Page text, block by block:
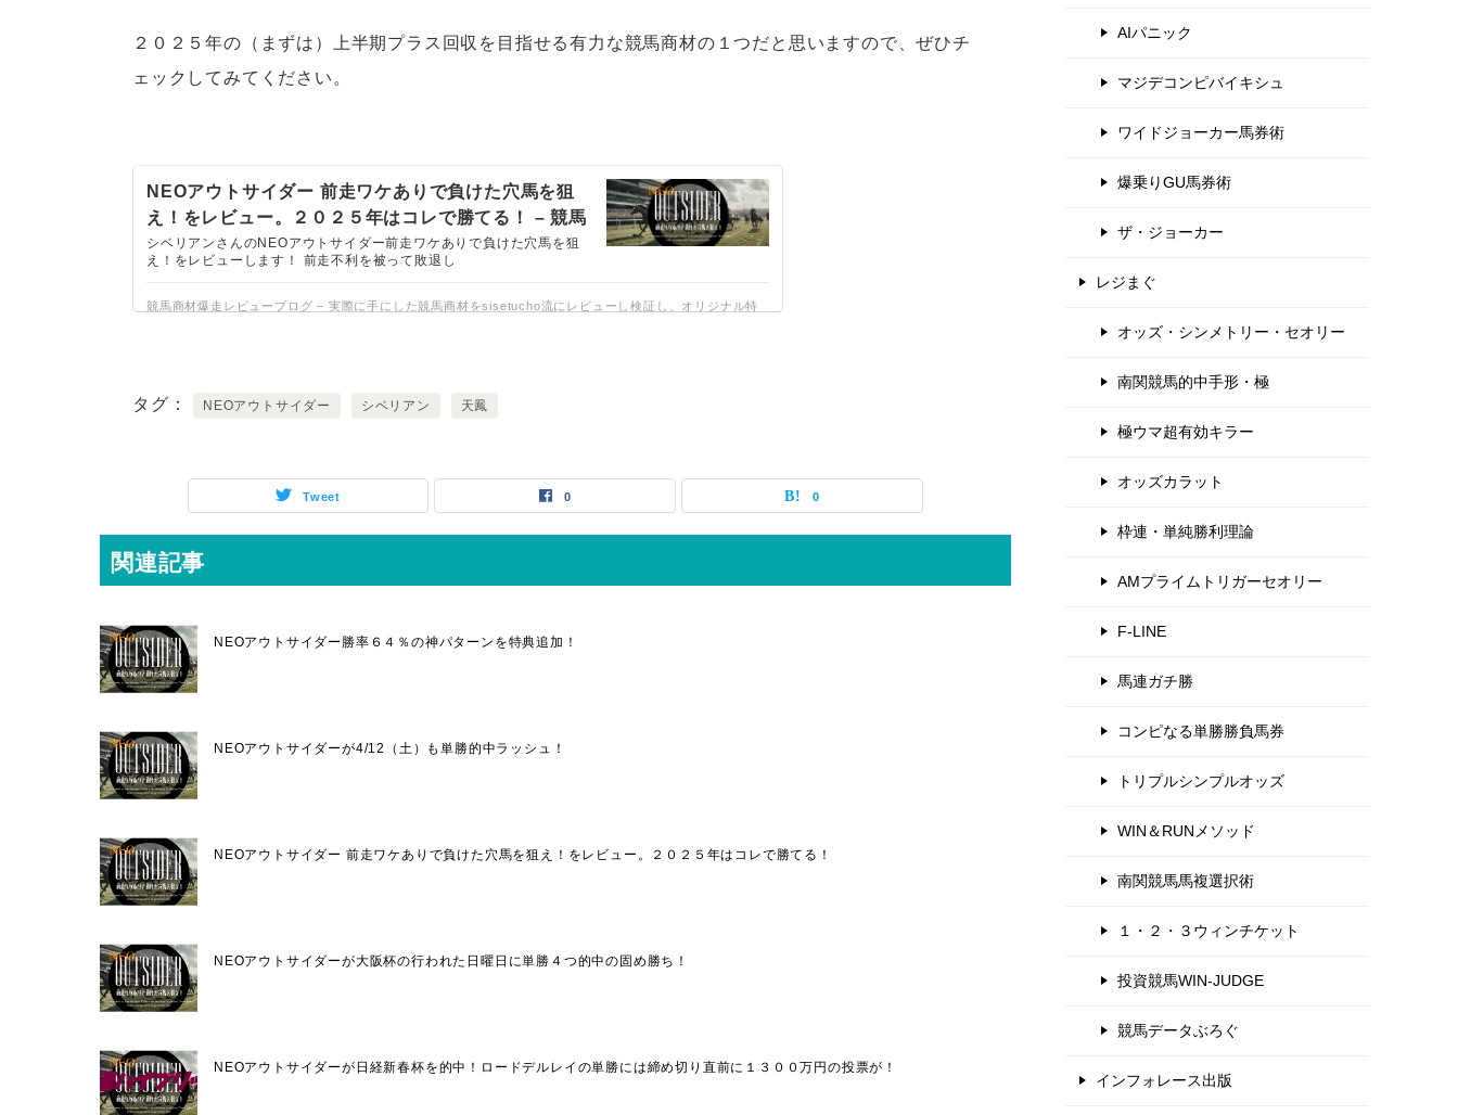
２０２５年の（まずは）上半期プラス回収を目指せる有力な競馬商材の１つだと思いますので、ぜひチ
ェックしてみてください。
NEOアウトサイダー 前走ワケありで負けた穴馬を狙
え！をレビュー。２０２５年はコレで勝てる！ – 競馬
商材爆走レビューブログ
シベリアンさんのNEOアウトサイダー前走ワケありで負けた穴馬を狙
え！をレビューします！ 前走不利を被って敗退し
競馬商材爆走レビューブログ – 実際に手にした競馬商材をsisetucho流にレビューし検証し、オリジナル特
タグ NEOアウトサイダー シベリアン 天鳳
Tweet 0 0
関連記事
NEOアウトサイダー勝率６４％の神パターンを特典追加！
NEOアウトサイダーが4/12（土）も単勝的中ラッシュ！
NEOアウトサイダー 前走ワケありで負けた穴馬を狙え！をレビュー。２０２５年はコレで勝てる！
NEOアウトサイダーが大阪杯の行われた日曜日に単勝４つ的中の固め勝ち！
NEOアウトサイダーが日経新春杯を的中！ロードデルレイの単勝には締め切り直前に１３００万円の投票が！
AIパニック
マジデコンピバイキシュ
ワイドジョーカー馬券術
爆乗りGU馬券術
ザ・ジョーカー
レジまぐ
オッズ・シンメトリー・セオリー
南関競馬的中手形・極
極ウマ超有効キラー
オッズカラット
枠連・単純勝利理論
AMプライムトリガーセオリー
F-LINE
馬連ガチ勝
コンピなる単勝勝負馬券
トリプルシンプルオッズ
WIN＆RUNメソッド
南関競馬馬複選択術
１・２・３ウィンチケット
投資競馬WIN-JUDGE
競馬データぶろぐ
インフォレース出版